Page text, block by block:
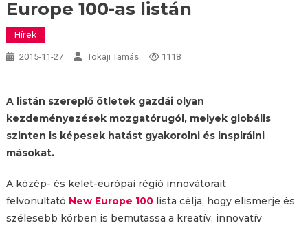
Europe 100-as listán
Hírek
2015-11-27 Tokaji Tamás 1118
A listán szereplő ötletek gazdái olyan
kezdeményezések mozgatórugói, melyek globális
szinten is képesek hatást gyakorolni és inspirálni
másokat.
A közép- és kelet-európai régió innovátorait
felvonultató New Europe 100lista célja, hogy elismerje és
szélesebb körben is bemutassa a kreatív, innovatív